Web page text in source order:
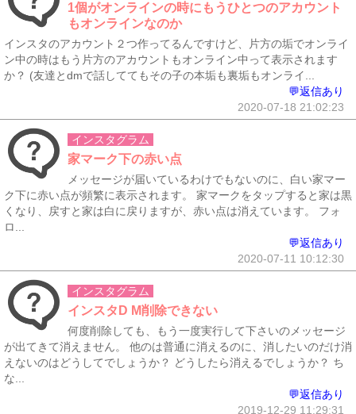
1個がオンラインの時にもうひとつのアカウント
もオンラインなのか
インスタのアカウント２つ作ってるんですけど、片方の垢でオンライ
ン中の時はもう片方のアカウントもオンライン中って表示されます
か？ (友達とdmで話しててもその子の本垢も裏垢もオンライ...
💬返信あり
2020-07-18 21:02:23
インスタグラム
家マーク下の赤い点
メッセージが届いているわけでもないのに、白い家マー
ク下に赤い点が頻繁に表示されます。 家マークをタップすると家は黒
くなり、戻すと家は白に戻りますが、赤い点は消えています。 フォ
ロ...
💬返信あり
2020-07-11 10:12:30
インスタグラム
インスタD M削除できない
何度削除しても、もう一度実行して下さいのメッセージ
が出てきて消えません。 他のは普通に消えるのに、消したいのだけ消
えないのはどうしてでしょうか？ どうしたら消えるでしょうか？ ち
な...
💬返信あり
2019-12-29 11:29:31